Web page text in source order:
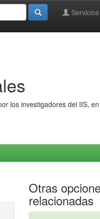
Servicios
los investigadores del IIS,
Otras
relacionadas